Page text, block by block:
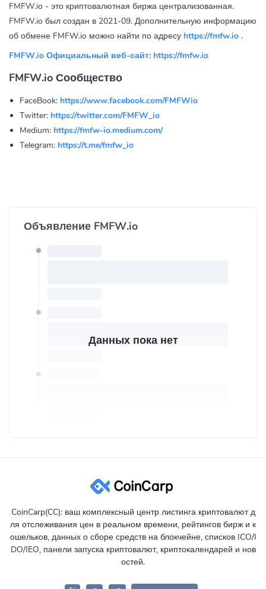
FMFW.io - это криптовалютная биржа централизованная.
FMFW.io был создан в 2021-09. Дополнительную информацию
об обмене FMFW.io можно найти по адресу https://fmfw.io .
FMFW.io Официальный веб-сайт: https://fmfw.io
FMFW.io Сообщество
FaceBook: https://www.facebook.com/FMFWio
Twitter: https://twitter.com/FMFW_io
Medium: https://fmfw-io.medium.com/
Telegram: https://t.me/fmfw_io
Объявление FMFW.io
Данных пока нет
CoinCarp(CC): ваш комплексный центр листинга криптовалют д
ля отслеживания цен в реальном времени, рейтингов бирж и к
ошельков, данных о сборе средств на блокчейне, списков ICO/I
DO/IEO, панели запуска криптовалют, криптокалендарей и нов
остей.